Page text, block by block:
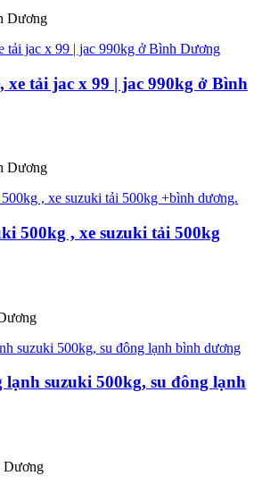
Dương
xe tải jac x 99 | jac 990kg ở Bình
Dương
500kg , xe suzuki tải 500kg
suzuki 500kg, su đông lạnh
Dương